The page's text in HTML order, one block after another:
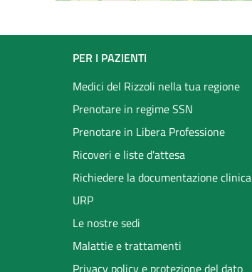
Footer
menu
PER I PAZIENTI
Medici del Rizzoli nella tua regione
Prenotare in regime SSN
Prenotare in Libera Professione
Ricoveri e liste d'attesa
Richiedere la documentazione clinica
URP
Le nostre sedi
Malattie e trattamenti
Privacy policy e protezione del dato